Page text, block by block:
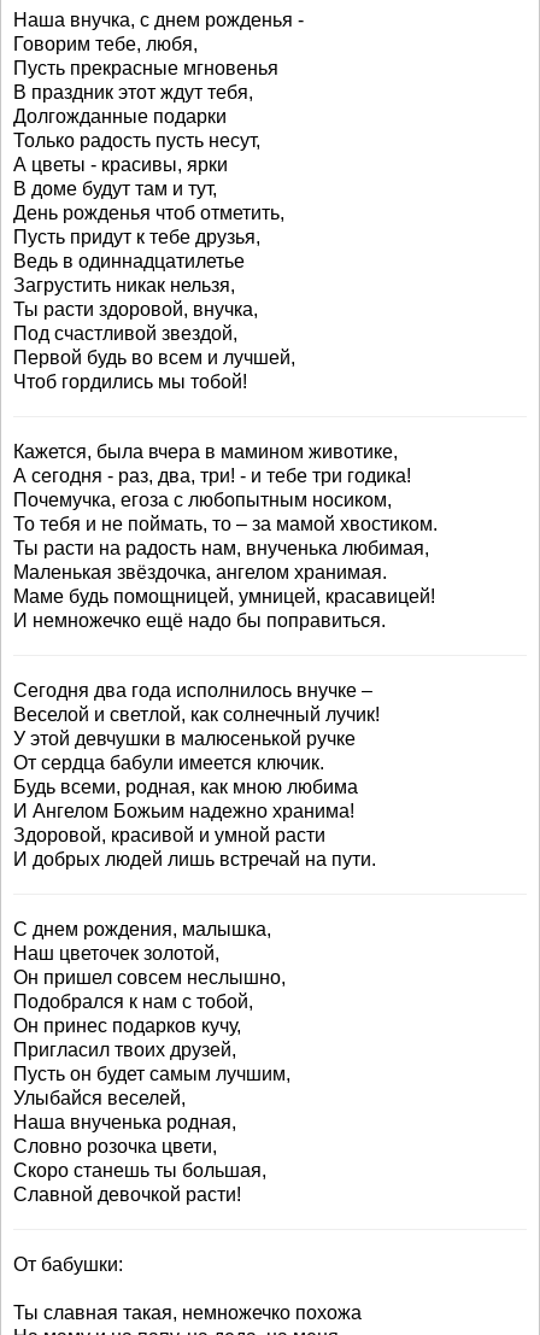
Наша внучка, с днем рожденья -
Говорим тебе, любя,
Пусть прекрасные мгновенья
В праздник этот ждут тебя,
Долгожданные подарки
Только радость пусть несут,
А цветы - красивы, ярки
В доме будут там и тут,
День рожденья чтоб отметить,
Пусть придут к тебе друзья,
Ведь в одиннадцатилетье
Загрустить никак нельзя,
Ты расти здоровой, внучка,
Под счастливой звездой,
Первой будь во всем и лучшей,
Чтоб гордились мы тобой!
Кажется, была вчера в мамином животике,
А сегодня - раз, два, три! - и тебе три годика!
Почемучка, егоза с любопытным носиком,
То тебя и не поймать, то – за мамой хвостиком.
Ты расти на радость нам, внученька любимая,
Маленькая звёздочка, ангелом хранимая.
Маме будь помощницей, умницей, красавицей!
И немножечко ещё надо бы поправиться.
Сегодня два года исполнилось внучке –
Веселой и светлой, как солнечный лучик!
У этой девчушки в малюсенькой ручке
От сердца бабули имеется ключик.
Будь всеми, родная, как мною любима
И Ангелом Божьим надежно хранима!
Здоровой, красивой и умной расти
И добрых людей лишь встречай на пути.
С днем рождения, малышка,
Наш цветочек золотой,
Он пришел совсем неслышно,
Подобрался к нам с тобой,
Он принес подарков кучу,
Пригласил твоих друзей,
Пусть он будет самым лучшим,
Улыбайся веселей,
Наша внученька родная,
Словно розочка цвети,
Скоро станешь ты большая,
Славной девочкой расти!
От бабушки:
Ты славная такая, немножечко похожа